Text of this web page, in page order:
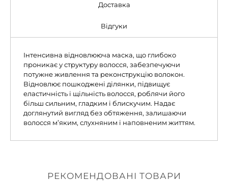
Доставка
Відгуки
Інтенсивна відновлююча маска, що глибоко
проникає у структуру волосся, забезпечуючи
потужне живлення та реконструкцію волокон.
Відновлює пошкоджені ділянки, підвищує
еластичність і щільність волосся, роблячи його
більш сильним, гладким і блискучим. Надає
доглянутий вигляд без обтяження, залишаючи
волосся м’яким, слухняним і наповненим життям.
РЕКОМЕНДОВАНІ ТОВАРИ